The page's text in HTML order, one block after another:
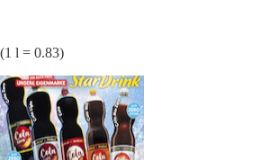
(1 l = 0.83)